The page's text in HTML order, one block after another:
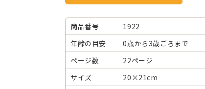
商品番号
1922
年齢の目安
0歳から3歳ごろまで
ページ数
22ページ
サイズ
20×21cm